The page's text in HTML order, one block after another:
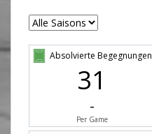
Absolvierte Begegnungen
31
-
Per Game